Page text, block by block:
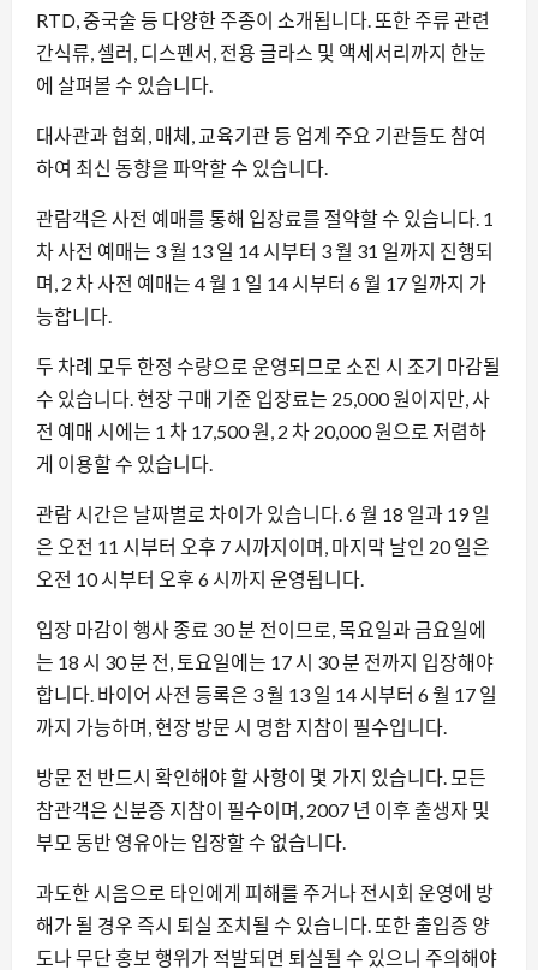
RTD, 중국술 등 다양한 주종이 소개됩니다. 또한 주류 관련
간식류, 셀러, 디스펜서, 전용 글라스 및 액세서리까지 한눈
에 살펴볼 수 있습니다.
대사관과 협회, 매체, 교육기관 등 업계 주요 기관들도 참여
하여 최신 동향을 파악할 수 있습니다.
관람객은 사전 예매를 통해 입장료를 절약할 수 있습니다. 1
차 사전 예매는 3 월 13 일 14 시부터 3 월 31 일까지 진행되
며, 2 차 사전 예매는 4 월 1 일 14 시부터 6 월 17 일까지 가
능합니다.
두 차례 모두 한정 수량으로 운영되므로 소진 시 조기 마감될
수 있습니다. 현장 구매 기준 입장료는 25,000 원이지만, 사
전 예매 시에는 1 차 17,500 원, 2 차 20,000 원으로 저렴하
게 이용할 수 있습니다.
관람 시간은 날짜별로 차이가 있습니다. 6 월 18 일과 19 일
은 오전 11 시부터 오후 7 시까지이며, 마지막 날인 20 일은
오전 10 시부터 오후 6 시까지 운영됩니다.
입장 마감이 행사 종료 30 분 전이므로, 목요일과 금요일에
는 18 시 30 분 전, 토요일에는 17 시 30 분 전까지 입장해야
합니다. 바이어 사전 등록은 3 월 13 일 14 시부터 6 월 17 일
까지 가능하며, 현장 방문 시 명함 지참이 필수입니다.
방문 전 반드시 확인해야 할 사항이 몇 가지 있습니다. 모든
참관객은 신분증 지참이 필수이며, 2007 년 이후 출생자 및
부모 동반 영유아는 입장할 수 없습니다.
과도한 시음으로 타인에게 피해를 주거나 전시회 운영에 방
해가 될 경우 즉시 퇴실 조치될 수 있습니다. 또한 출입증 양
도나 무단 홍보 행위가 적발되면 퇴실될 수 있으니 주의해야